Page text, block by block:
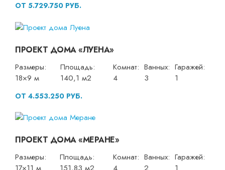
ОТ 5.729.750 РУБ.
ПРОЕКТ ДОМА «ЛУЕНА»
Размеры:
18×9 м
Площадь:
140,1 м2
Комнат:
4
Ванных:
3
Гаражей:
1
ОТ 4.553.250 РУБ.
ПРОЕКТ ДОМА «МЕРАНЕ»
Размеры:
Площадь:
Комнат: Ванных: Гаражей: